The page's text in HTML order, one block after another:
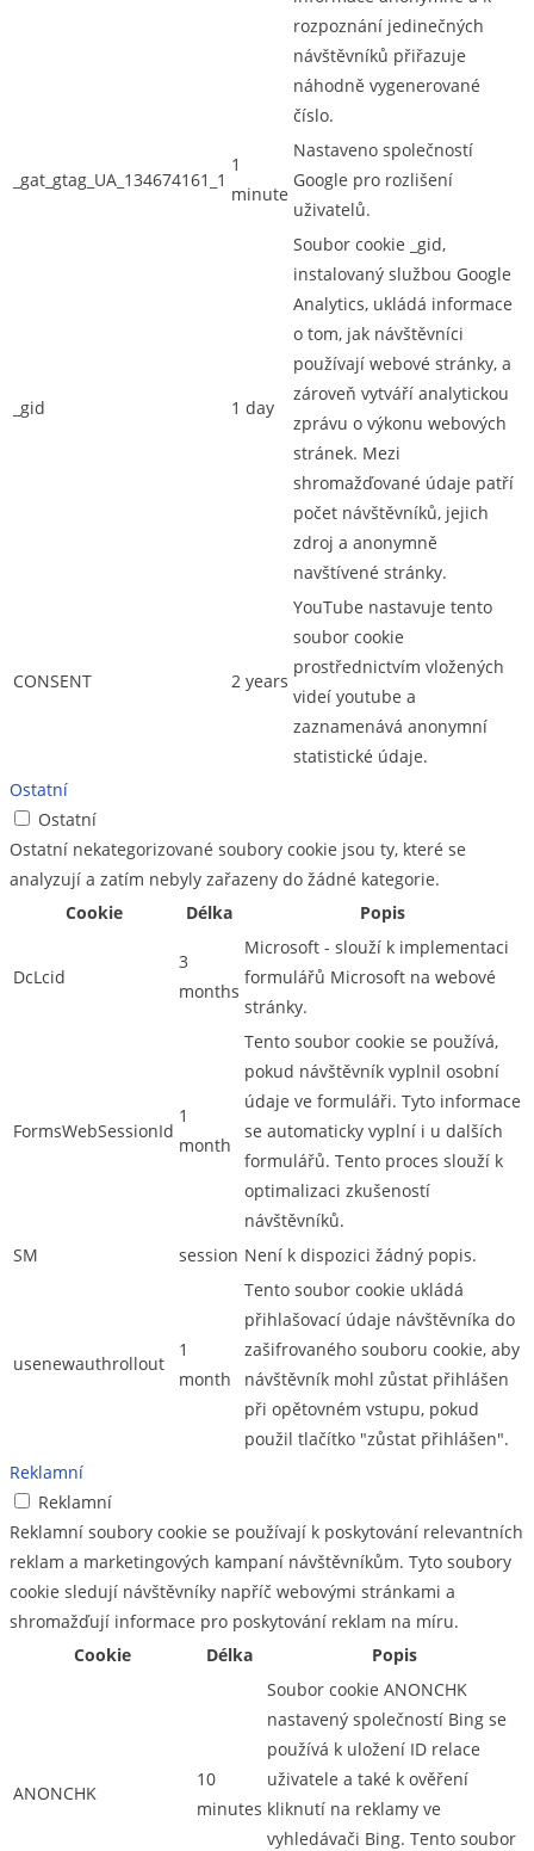
rozpoznání jedinečných
návštěvníků přiřazuje
náhodně vygenerované
číslo.
_gat_gtag_UA_134674161_1
1
minute
Nastaveno společností
Google pro rozlišení
uživatelů.
_gid 1 day
Soubor cookie _gid,
instalovaný službou Google
Analytics, ukládá informace
o tom, jak návštěvníci
používají webové stránky, a
zároveň vytváří analytickou
zprávu o výkonu webových
stránek. Mezi
shromažďované údaje patří
počet návštěvníků, jejich
zdroj a anonymně
navštívené stránky.
CONSENT 2 years
YouTube nastavuje tento
soubor cookie
prostřednictvím vložených
videí youtube a
zaznamenává anonymní
statistické údaje.
Ostatní
Ostatní
Ostatní nekategorizované soubory cookie jsou ty, které se
analyzují a zatím nebyly zařazeny do žádné kategorie.
Cookie
Délka Popis
DcLcid
3
months
Microsoft - slouží k implementaci
formulářů Microsoft na webové
stránky.
FormsWebSessionId
1
month
Tento soubor cookie se používá,
pokud návštěvník vyplnil osobní
údaje ve formuláři. Tyto informace
se automaticky vyplní i u dalších
formulářů. Tento proces slouží k
optimalizaci zkušeností
návštěvníků.
SM
session Není k dispozici žádný popis.
usenewauthrollout
1
month
Tento soubor cookie ukládá
přihlašovací údaje návštěvníka do
zašifrovaného souboru cookie, aby
návštěvník mohl zůstat přihlášen
při opětovném vstupu, pokud
použil tlačítko "zůstat přihlášen".
Reklamní
Reklamní
Reklamní soubory cookie se používají k poskytování relevantních
reklam a marketingových kampaní návštěvníkům. Tyto soubory
cookie sledují návštěvníky napříč webovými stránkami a
shromažďují informace pro poskytování reklam na míru.
Cookie
Délka Popis
ANONCHK
10
minutes
Soubor cookie ANONCHK
nastavený společností Bing se
používá k uložení ID relace
uživatele a také k ověření
kliknutí na reklamy ve
vyhledávači Bing. Tento soubor